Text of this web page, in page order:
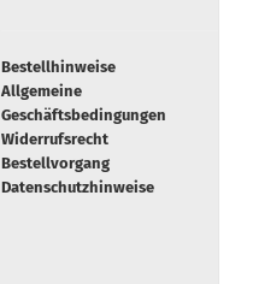
Bestellhinweise
Allgemeine
Geschäftsbedingungen
Widerrufsrecht
Bestellvorgang
Datenschutzhinweise